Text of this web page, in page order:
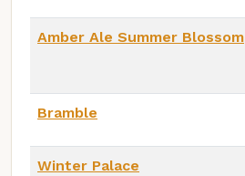
Amber Ale Summer Blossom
Bramble
Winter Palace